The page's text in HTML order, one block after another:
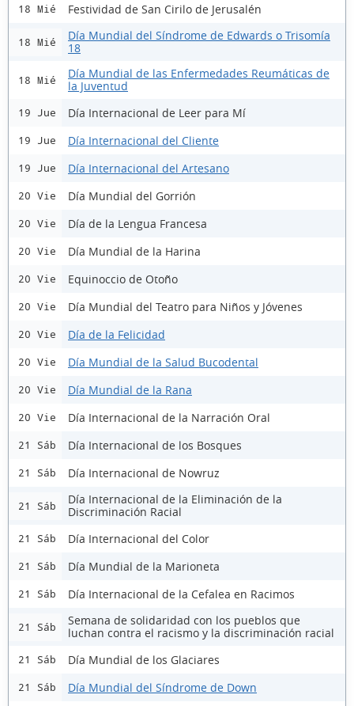
18 Mié Festividad de San Cirilo de Jerusalén
18 Mié
Día Mundial del Síndrome de Edwards o Trisomía
18
18 Mié
Día Mundial de las Enfermedades Reumáticas de
la Juventud
19 Jue Día Internacional de Leer para Mí
19 Jue Día Internacional del Cliente
19 Jue Día Internacional del Artesano
20 Vie Día Mundial del Gorrión
20 Vie Día de la Lengua Francesa
20 Vie Día Mundial de la Harina
20 Vie Equinoccio de Otoño
20 Vie Día Mundial del Teatro para Niños y Jóvenes
20 Vie Día de la Felicidad
20 Vie Día Mundial de la Salud Bucodental
20 Vie Día Mundial de la Rana
20 Vie Día Internacional de la Narración Oral
21 Sáb Día Internacional de los Bosques
21 Sáb Día Internacional de Nowruz
21 Sáb
Día Internacional de la Eliminación de la
Discriminación Racial
21 Sáb Día Internacional del Color
21 Sáb Día Mundial de la Marioneta
21 Sáb Día Internacional de la Cefalea en Racimos
21 Sáb
Semana de solidaridad con los pueblos que
luchan contra el racismo y la discriminación racial
21 Sáb Día Mundial de los Glaciares
21 Sáb Día Mundial del Síndrome de Down